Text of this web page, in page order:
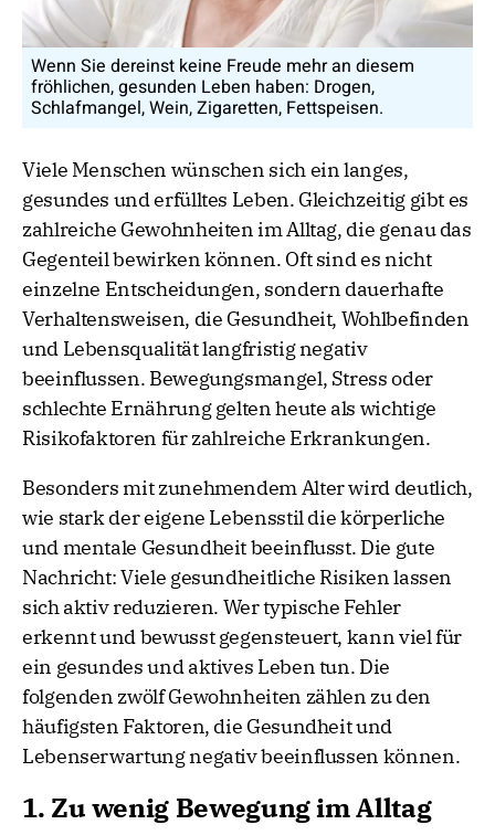
Wenn Sie dereinst keine Freude mehr an diesem
fröhlichen, gesunden Leben haben: Drogen,
Schlafmangel, Wein, Zigaretten, Fettspeisen.
Viele Menschen wünschen sich ein langes,
gesundes und erfülltes Leben. Gleichzeitig gibt es
zahlreiche Gewohnheiten im Alltag, die genau das
Gegenteil bewirken können. Oft sind es nicht
einzelne Entscheidungen, sondern dauerhafte
Verhaltensweisen, die Gesundheit, Wohlbefinden
und Lebensqualität langfristig negativ
beeinflussen. Bewegungsmangel, Stress oder
schlechte Ernährung gelten heute als wichtige
Risikofaktoren für zahlreiche Erkrankungen.
Besonders mit zunehmendem Alter wird deutlich,
wie stark der eigene Lebensstil die körperliche
und mentale Gesundheit beeinflusst. Die gute
Nachricht: Viele gesundheitliche Risiken lassen
sich aktiv reduzieren. Wer typische Fehler
erkennt und bewusst gegensteuert, kann viel für
ein gesundes und aktives Leben tun. Die
folgenden zwölf Gewohnheiten zählen zu den
häufigsten Faktoren, die Gesundheit und
Lebenserwartung negativ beeinflussen können.
1. Zu wenig Bewegung im Alltag